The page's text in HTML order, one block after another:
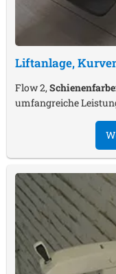
Liftanlage,
Flow 2,
umfangreiche